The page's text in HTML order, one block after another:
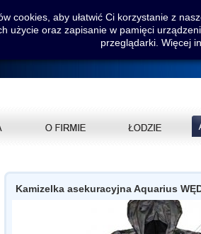
Kamizelka asekuracyjna Aquarius
cookies, aby ułatwić Ci korzystanie z
użycie oraz zapisanie w pamięci
przeglądarki. Więcej